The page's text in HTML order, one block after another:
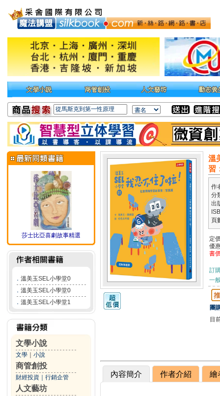
莎士比亞喜劇故事精選
． 溫美玉SEL小學堂0
． 溫美玉SEL小學堂0
． 溫美玉SEL小學堂1
文學小說
文學 小說
商管創投
財經投資 行銷企管
人文藝坊
溫
習
作
分
出
頁
定
優
書
訂
一
團
目
內容簡介 作者介紹 繪